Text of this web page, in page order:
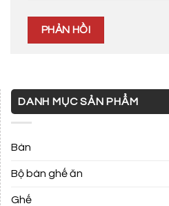
DANH MỤC SẢN PHẨM
Bàn
Bộ bàn ghế ăn
Ghế